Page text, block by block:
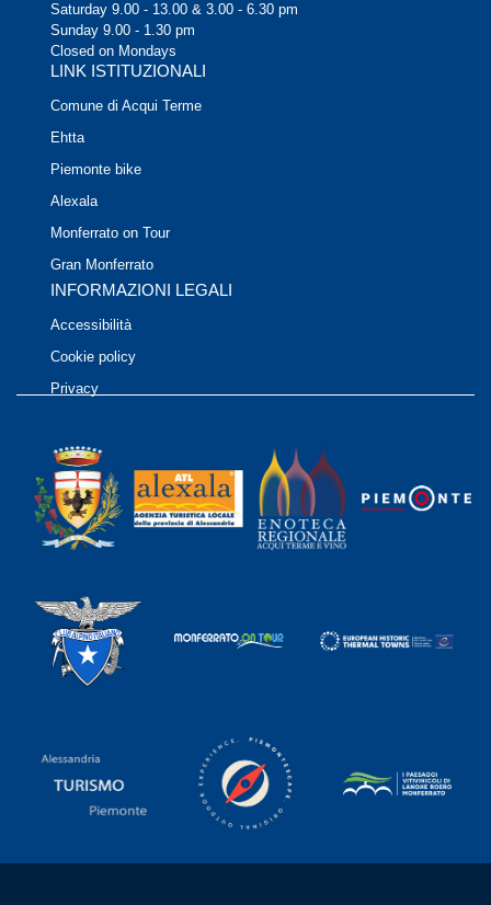
Saturday 9.00 - 13.00 & 3.00 - 6.30 pm
Sunday 9.00 - 1.30 pm
Closed on Mondays
LINK ISTITUZIONALI
Comune di Acqui Terme
Ehtta
Piemonte bike
Alexala
Monferrato on Tour
Gran Monferrato
INFORMAZIONI LEGALI
Accessibilità
Cookie policy
Privacy